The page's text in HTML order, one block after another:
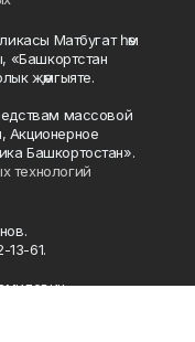
Матбугат һәм
«Башкортстан
җәмгыяте.
массовой
Акционерное
Башкортостан».
технологий
13-61.